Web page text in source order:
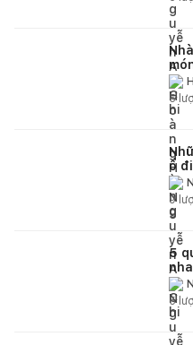
5
ổ
9
5
5